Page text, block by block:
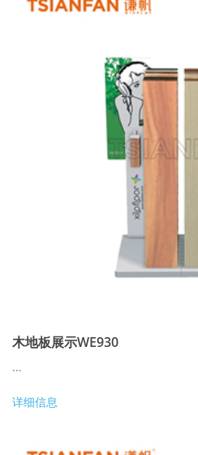
木地板展示WE930
...
详细信息